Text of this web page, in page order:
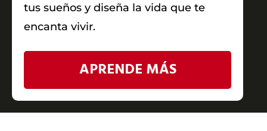
tus sueños y diseña la vida que te
encanta vivir.
APRENDE MÁS